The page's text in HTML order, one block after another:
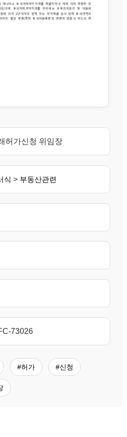
허가신청 위임장
식 > 부동산관련
73026
#허가 #신청